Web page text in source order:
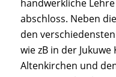
handwerkliche
abschloss. Neben
den
wie zB in der Jukuwe
Altenkirchen und